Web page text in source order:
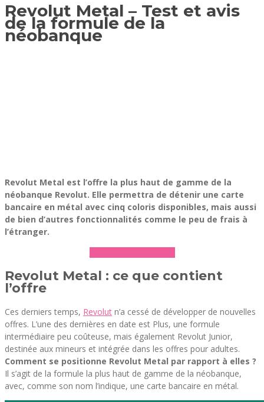
Revolut Metal – Test et avis
de la formule de la
néobanque
Revolut Metal est l’offre la plus haut de gamme de la
néobanque Revolut. Elle permettra de détenir une carte
bancaire en métal avec cinq coloris disponibles, mais aussi
de bien d’autres fonctionnalités comme le peu de frais à
l’étranger.
Revolut Metal : ce que contient
l’offre
Ces derniers temps, Revolut n’a cessé de développer de nouvelles
offres. L’une des dernières en date est Plus, une formule
intermédiaire peu coûteuse, mais également Revolut Junior,
destinée aux mineurs et intégrée dans les offres pour adultes.
Comment se positionne Revolut Metal par rapport à elles ?
Il s’agit de la formule la plus haut de gamme de la néobanque,
avec, comme son nom l’indique, une carte bancaire en métal.